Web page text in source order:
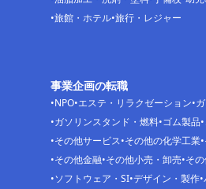
旅館・ホテル 旅行・レジャー
事業企画の転職
NPO エステ・リラクゼーション
ガソリンスタンド・燃料 ゴム製品
その他サービス その他の化学工業
その他金融 その他小売・卸売 そ
ソフトウェア・SI デザイン・製作